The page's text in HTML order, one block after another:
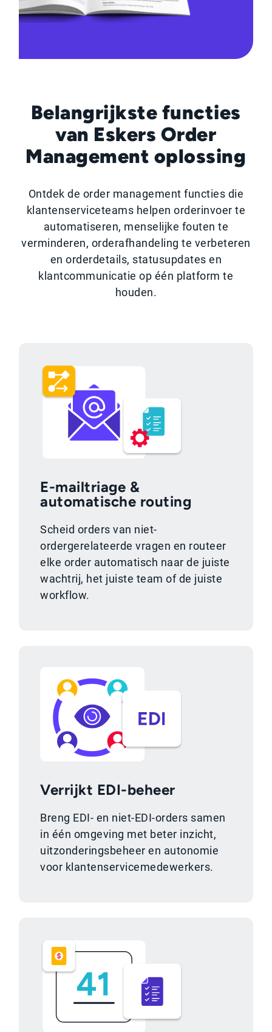
Belangrijkste functies
van Eskers Order
Management oplossing
Ontdek de order management functies die
klantenserviceteams helpen orderinvoer te
automatiseren, menselijke fouten te
verminderen, orderafhandeling te verbeteren
en orderdetails, statusupdates en
klantcommunicatie op één platform te
houden.
E-mailtriage &
automatische routing
Scheid orders van niet-
ordergerelateerde vragen en routeer
elke order automatisch naar de juiste
wachtrij, het juiste team of de juiste
workflow.
Verrijkt EDI-beheer
Breng EDI- en niet-EDI-orders samen
in één omgeving met beter inzicht,
uitzonderingsbeheer en autonomie
voor klantenservicemedewerkers.